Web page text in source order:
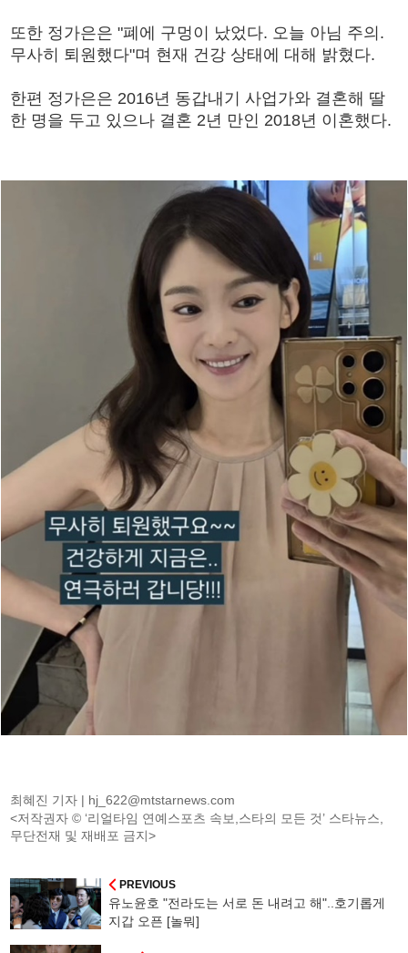
또한 정가은은 "폐에 구멍이 났었다. 오늘 아님 주의.
무사히 퇴원했다"며 현재 건강 상태에 대해 밝혔다.
한편 정가은은 2016년 동갑내기 사업가와 결혼해 딸
한 명을 두고 있으나 결혼 2년 만인 2018년 이혼했다.
최혜진 기자 | hj_622@mtstarnews.com
<저작권자 © ‘리얼타임 연예스포츠 속보,스타의 모든 것’ 스타뉴스,
무단전재 및 재배포 금지>
PREVIOUS
유노윤호 "전라도는 서로 돈 내려고 해"..호기롭게
지갑 오픈 [놀뭐]